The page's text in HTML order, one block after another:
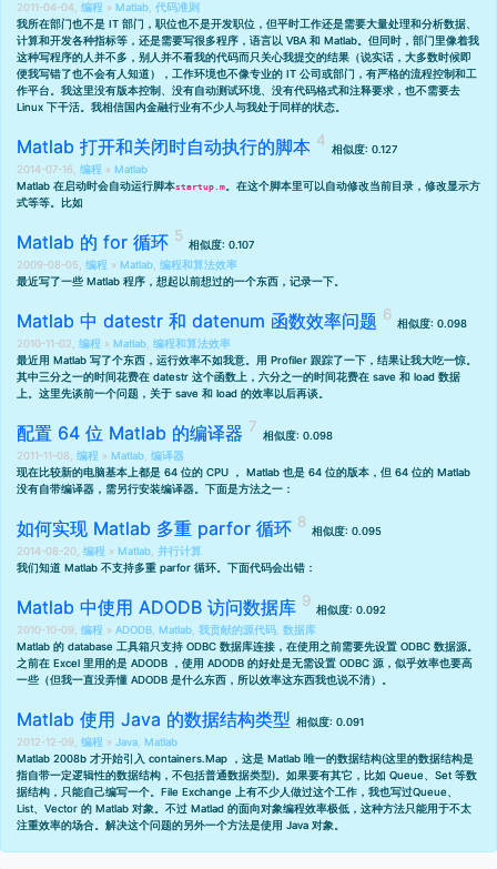
2011-04-04, 编程 » Matlab 代码准则
我所在部门也不是 IT 部门，职位也不是开发职位，但平时工作还是需要大量处理和分析数据、
计算和开发各种指标等，还是需要写很多程序，语言以 VBA 和 Matlab。但同时，部门里像着我
这种写程序的人并不多，别人并不看我的代码而只关心我提交的结果（说实话，大多数时候即
便我写错了也不会有人知道），工作环境也不像专业的 IT 公司或部门，有严格的流程控制和工
作平台。我这里没有版本控制、没有自动测试环境、没有代码格式和注释要求，也不需要去
Linux 下干活。我相信国内金融行业有不少人与我处于同样的状态。
Matlab 打开和关闭时自动执行的脚本
相似度: 0.127
2014-07-16, 编程 » Matlab
Matlab 在启动时会自动运行脚本startup.m 。在这个脚本里可以自动修改当前目录，修改显示方
式等等。比如
Matlab 的 for 循环
相似度: 0.107
2009-08-05, 编程 » Matlab 编程和算法效率
最近写了一些 Matlab 程序，想起以前想过的一个东西，记录一下。
Matlab 中 datestr 和 datenum 函数效率问题
相似度: 0.098
2010-11-02, 编程 » Matlab 编程和算法效率
最近用 Matlab 写了个东西，运行效率不如我意。用 Profiler 跟踪了一下，结果让我大吃一惊。
其中三分之一的时间花费在 datestr 这个函数上，六分之一的时间花费在 save 和 load 数据
上。这里先谈前一个问题，关于 save 和 load 的效率以后再谈。
配置 64 位 Matlab 的编译器
相似度: 0.098
2011-11-08, 编程 » Matlab 编译器
现在比较新的电脑基本上都是 64 位的 CPU ， Matlab 也是 64 位的版本，但 64 位的 Matlab
没有自带编译器，需另行安装编译器。下面是方法之一：
如何实现 Matlab 多重 parfor 循环
相似度: 0.095
2014-08-20, 编程 » Matlab 并行计算
我们知道 Matlab 不支持多重 parfor 循环。下面代码会出错：
Matlab 中使用 ADODB 访问数据库
相似度: 0.092
2010-10-09, 编程 » ADODB Matlab 我贡献的源代码 数据库
Matlab 的 database 工具箱只支持 ODBC 数据库连接，在使用之前需要先设置 ODBC 数据源。
之前在 Excel 里用的是 ADODB ，使用 ADODB 的好处是无需设置 ODBC 源，似乎效率也要高
一些（但我一直没弄懂 ADODB 是什么东西，所以效率这东西我也说不清）。
Matlab 使用 Java 的数据结构类型 相似度: 0.091
2012-12-09, 编程 » Java Matlab
Matlab 2008b 才开始引入 containers.Map ，这是 Matlab 唯一的数据结构(这里的数据结构是
指自带一定逻辑性的数据结构，不包括普通数据类型)。如果要有其它，比如 Queue、Set 等数
据结构，只能自己编写一个。File Exchange 上有不少人做过这个工作，我也写过Queue、
List、Vector 的 Matlab 对象 。不过 Matlad 的面向对象编程效率极低，这种方法只能用于不太
注重效率的场合。解决这个问题的另外一个方法是使用 Java 对象。